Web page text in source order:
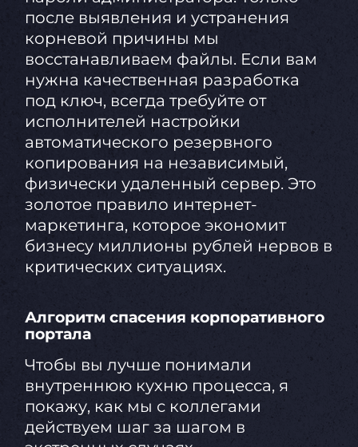
после выявления и устранения
корневой причины мы
восстанавливаем файлы. Если вам
нужна качественная разработка
под ключ, всегда требуйте от
исполнителей настройки
автоматического резервного
копирования на независимый,
физически удаленный сервер. Это
золотое правило интернет-
маркетинга, которое экономит
бизнесу миллионы рублей нервов в
критических ситуациях.
Алгоритм спасения корпоративного
портала
Чтобы вы лучше понимали
внутреннюю кухню процесса, я
покажу, как мы с коллегами
действуем шаг за шагом в